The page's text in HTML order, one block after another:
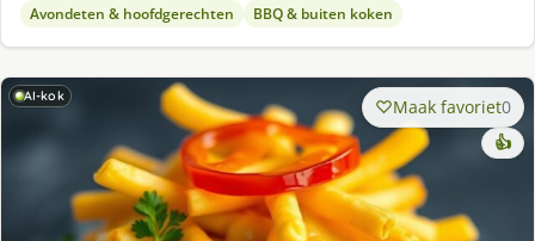
Avondeten & hoofdgerechten BBQ & buiten koken
AI-kok Maak favoriet0
👍